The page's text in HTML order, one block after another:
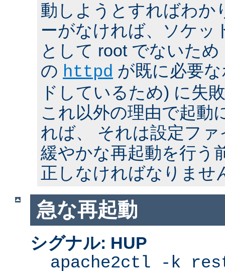
動しようとすればわか
ーがなければ、ソケッ
として root でないた
の httpd が既に必要
ドしているため) に失
これ以外の理由で起動
れば、 それは設定フ
緩やかな再起動を行う
正しなければなりませ
急な再起動
シグナル: HUP
apache2ctl -k